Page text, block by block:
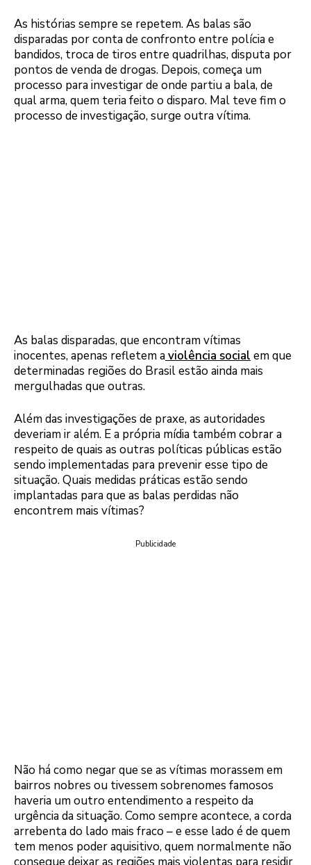
As histórias sempre se repetem. As balas são
disparadas por conta de confronto entre polícia e
bandidos, troca de tiros entre quadrilhas, disputa por
pontos de venda de drogas. Depois, começa um
processo para investigar de onde partiu a bala, de
qual arma, quem teria feito o disparo. Mal teve fim o
processo de investigação, surge outra vítima.
As balas disparadas, que encontram vítimas
inocentes, apenas refletem aviolência social em que
determinadas regiões do Brasil estão ainda mais
mergulhadas que outras.
Além das investigações de praxe, as autoridades
deveriam ir além. E a própria mídia também cobrar a
respeito de quais as outras políticas públicas estão
sendo implementadas para prevenir esse tipo de
situação. Quais medidas práticas estão sendo
implantadas para que as balas perdidas não
encontrem mais vítimas?
Publicidade
Não há como negar que se as vítimas morassem em
bairros nobres ou tivessem sobrenomes famosos
haveria um outro entendimento a respeito da
urgência da situação. Como sempre acontece, a corda
arrebenta do lado mais fraco – e esse lado é de quem
tem menos poder aquisitivo, quem normalmente não